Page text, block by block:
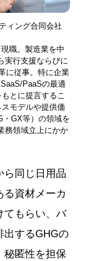
ィング合同会社
職。製造業を中
実行支援ならびに
に従事。特に企業
PaaSの最適
とに提言するこ
モデルや提供価
GX等）の領域を
務領域立上にかか
ら同じ日用品
る資材メーカ
てもらい、バ
出するGHGの
秘匿性を担保